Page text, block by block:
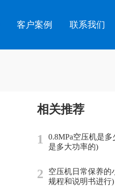
客户案例 联系我们
相关推荐
1
0.8MPa空压机是
是多大功率的)
2
空压机日常保养的
规程和说明书进行)